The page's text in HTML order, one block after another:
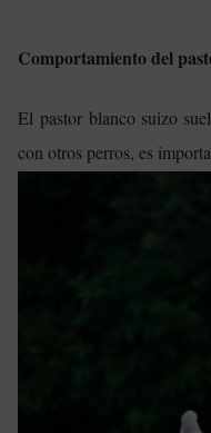
Comportamiento del
El pastor blanco suizo
con otros perros, es